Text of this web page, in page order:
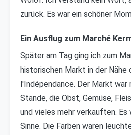
zurück. Es war ein schöner
Ein Ausflug zum Marché
Später am Tag ging ich zum
historischen Markt in der Nähe
l'Indépendance. Der Markt war
Stände, die Obst, Gemüse,
und vieles mehr verkauften. Es
Sinne. Die Farben waren